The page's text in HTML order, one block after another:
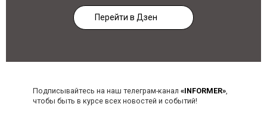
Перейти в Дзен
Подписывайтесь на наш телеграм-канал «INFORMER»,
чтобы быть в курсе всех новостей и событий!